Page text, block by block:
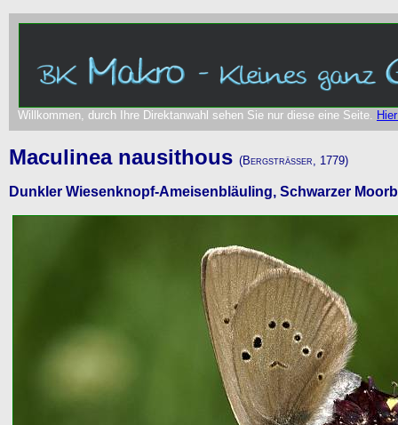
Willkommen, durch Ihre Direktanwahl sehen Sie nur diese eine Seite.
Maculinea nausithous (Bergsträsser, 1779)
Dunkler Wiesenknopf-Ameisenbläuling, Schwarzer